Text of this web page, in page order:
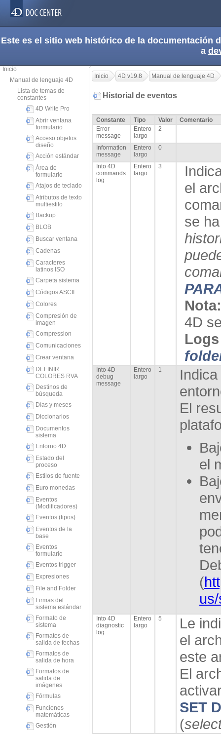
Este es el sitio web histórico de la documentación
a
Inicio
Manual de lenguaje 4D
Lista de temas de
constantes
4D Write Pro
Abrir ventana
formulario
Acceso objetos
diseño
Acción estándar
Área de
formulario
Atajos de teclado
Atributos de texto
multiestilo
Backup
BLOB
Buscar ventana
Cadenas
Caracteres
latinos ISO
Carpeta sistema
Códigos ASCII
Colores
Compresión de
imagen
Compression
Comunicaciones
Crear ventana
DEFINIR
COLORES RVA
Destinos de
búsqueda
Días y meses
Diccionarios
Documentos
sistema
Entorno 4D
Estado del
proceso
Estilos de fuente
Euro monedas
Eventos
(Modificadores)
Eventos (tipos)
Eventos de la
base
Eventos
formulario
Eventos trigger
Expresiones
File and Folder
Firmas del
sistema estándar
Formato de
sistema
Formatos de
salida de fechas
Formatos de
salida de hora
Formatos de
salida de
imágenes
Fórmulas
Funciones
matemáticas
Gestión
Inicio 4D v19.8 Manual de lenguaje 4D
Historial de eventos
Constante Tipo Valor
Comentario
Error
message
Entero
largo
2
Information
message
Entero
largo
0
Into 4D
commands
log
Entero
largo
3
el
se
Nota:
4D
Into 4D
debug
message
Entero
largo
1
El
el
(
Into 4D
diagnostic
log
Entero
largo
5
Le
el
este
El
SET
(